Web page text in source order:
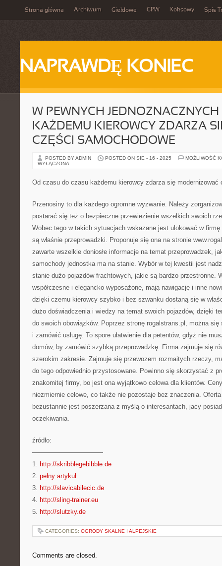
Strona główna Archiwum Giełdowe GPW Koksowy Spis
NAPRAWDĘ KONIEC
W PEWNYCH
KAŻDEMU KIEROWCY ZDARZA
CZĘŚCI SAMOCHODOWE
POSTED BY ADMIN POSTED ON SIE - 16 - 2025
MOŻLIWOŚĆ
WYŁĄCZONA
Od czasu do czasu każdemu kierowcy zdarza się modernizować
Przenosiny to dla każdego ogromne wyzwanie. Należy
postarać się też o bezpieczne przewiezienie wszelkich swoich
Wobec tego w takich sytuacjach wskazane jest ulokować w
są właśnie przeprowadzki. Proponuje się ona na stronie
zawarte wszelkie doniosłe informacje na temat przeprowadzek,
samochody jednostka ma na stanie. Wybór w tej kwestii jest
stanie dużo pojazdów frachtowych, jakie są bardzo przestronne.
współczesne i elegancko wyposażone, mają nawigację i inne
dzięki czemu kierowcy szybko i bez szwanku dostaną się w
dużo doświadczenia i wiedzy na temat swoich pojazdów, dzięki
do swoich obowiązków. Poprzez stronę rogalstrans.pl, można
i zamówić usługę. To spore ułatwienie dla petentów, gdyż nie
domów, by zamówić szybką przeprowadzkę. Firma zajmuje się
szerokim zakresie. Zajmuje się przewozem rozmaitych rzeczy,
do tego odpowiednio przystosowane. Powinno się skorzystać z
znakomitej firmy, bo jest ona wyjątkowo celowa dla klientów.
niezmiernie celowe, co także nie pozostaje bez znaczenia.
bezustannie jest poszerzana z myślą o interesantach, jacy
oczekiwania.
źródło:
———————————
1. http://skribblegebibble.de
2. pełny artykuł
3. http://slavicabilecic.de
4. http://sling-trainer.eu
5. http://slutzky.de
CATEGORIES: OGRODY SKALNE I ALPEJSKIE
Comments are closed.